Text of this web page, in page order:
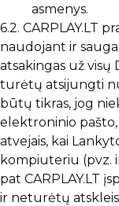
asmenys.
6.2. CARPLAY.LT
naudojant ir
atsakingas už
turėtų atsijungti
būtų tikras, jog
elektroninio pašto,
atvejais, kai
kompiuteriu (pvz.
pat CARPLAY.LT
ir neturėtų